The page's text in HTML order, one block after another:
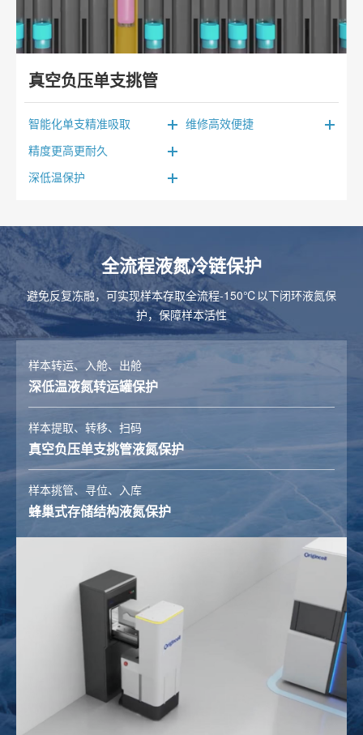
真空负压单支挑管
智能化单支精准吸取
精度更高更耐久
深低温保护
维修高效便捷
全流程液氮冷链保护
避免反复冻融，可实现样本存取全流程-150℃以下闭环液氮保
护，保障样本活性
样本转运、入舱、出舱
深低温液氮转运罐保护
样本提取、转移、扫码
真空负压单支挑管液氮保护
样本挑管、寻位、入库
蜂巢式存储结构液氮保护